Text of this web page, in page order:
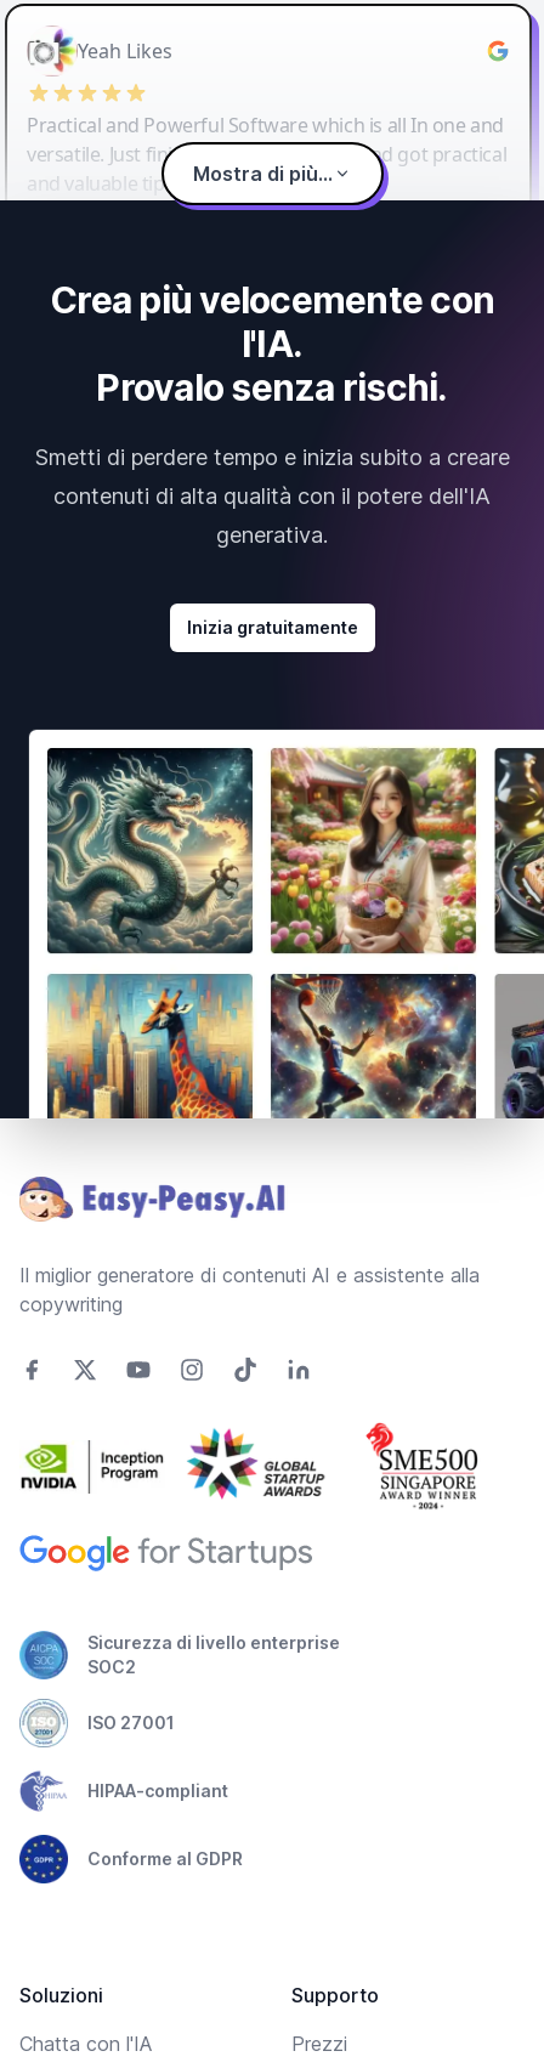
Yeah Likes
Practical and Powerful Software which is all In one and
versatile. Just finished their workshop and got practical
and valuable tips and tricks.
Mostra di più...
Crea più velocemente con
l'IA.
Provalo senza rischi.
Smetti di perdere tempo e inizia subito a creare
contenuti di alta qualità con il potere dell'IA
generativa.
Inizia gratuitamente
Il miglior generatore di contenuti AI e assistente alla
copywriting
Sicurezza di livello enterprise
SOC2
ISO 27001
HIPAA-compliant
Conforme al GDPR
Soluzioni
Chatta con l'IA
Supporto
Prezzi